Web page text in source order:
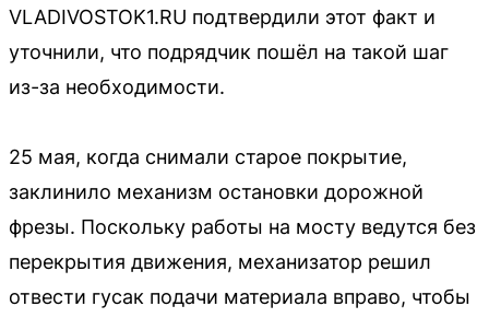
VLADIVOSTOK1.RU подтвердили этот факт и
уточнили, что подрядчик пошёл на такой шаг
из-за необходимости.
25 мая, когда снимали старое покрытие,
заклинило механизм остановки дорожной
фрезы. Поскольку работы на мосту ведутся без
перекрытия движения, механизатор решил
отвести гусак подачи материала вправо, чтобы